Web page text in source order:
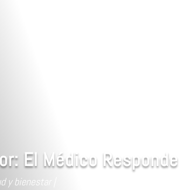
El Médico Responde
y bienestar